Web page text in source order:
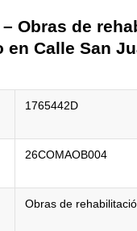
– Obras de
en Calle San
1765442D
26COMAOB004
Obras de